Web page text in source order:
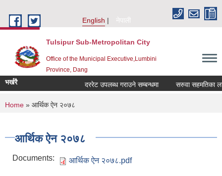
English
नेपाली
Tulsipur Sub-Metropolitan City
Office of the Municipal Executive,Lumbini
Province, Dang
भर्खरै दररेट उपलब्ध गराउने सम्बन्धमा सरुवा सहमतिका
You are here
Home » आर्थिक ‌ऐन २०७८
आर्थिक ‌ऐन २०७८
Documents: आर्थिक ‌ऐन २०७८.pdf